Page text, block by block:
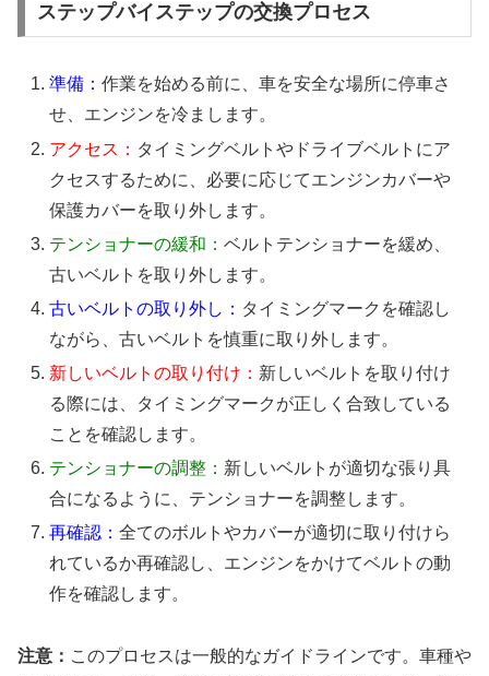
ステップバイステップの交換プロセス
準備：作業を始める前に、車を安全な場所に停車さ
せ、エンジンを冷まします。
アクセス： タイミングベルトやドライブベルトにア
クセスするために、必要に応じてエンジンカバーや
保護カバーを取り外します。
テンショナーの緩和：ベルトテンショナーを緩め、
古いベルトを取り外します。
古いベルトの取り外し： タイミングマークを確認し
ながら、古いベルトを慎重に取り外します。
新しいベルトの取り付け： 新しいベルトを取り付け
る際には、タイミングマークが正しく合致している
ことを確認します。
テンショナーの調整： 新しいベルトが適切な張り具
合になるように、テンショナーを調整します。
再確認：全てのボルトやカバーが適切に取り付けら
れているか再確認し、エンジンをかけてベルトの動
作を確認します。
注意： このプロセスは一般的なガイドラインです。車種や